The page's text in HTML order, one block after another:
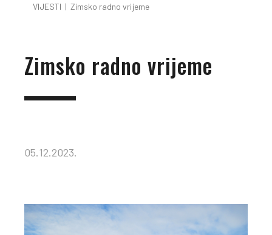
VIJESTI | Zimsko radno vrijeme
Zimsko radno vrijeme
05.12.2023.